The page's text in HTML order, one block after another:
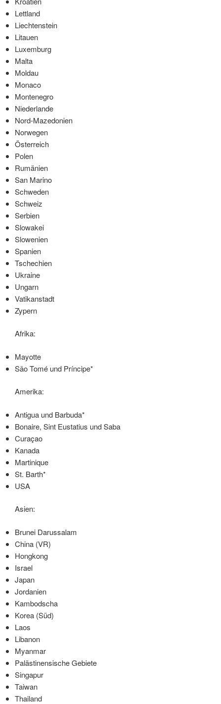
Lettland
Liechtenstein
Litauen
Luxemburg
Malta
Moldau
Monaco
Montenegro
Niederlande
Nord-Mazedonien
Norwegen
Österreich
Polen
Rumänien
San Marino
Schweden
Schweiz
Serbien
Slowakei
Slowenien
Spanien
Tschechien
Ukraine
Ungarn
Vatikanstadt
Zypern
Afrika:
Mayotte
São Tomé und Príncipe*
Amerika:
Antigua und Barbuda*
Bonaire, Sint Eustatius und Saba
Curaçao
Kanada
Martinique
St. Barth*
USA
Asien:
Brunei Darussalam
China (VR)
Hongkong
Israel
Japan
Jordanien
Kambodscha
Korea (Süd)
Laos
Libanon
Myanmar
Palästinensische Gebiete
Singapur
Taiwan
Thailand